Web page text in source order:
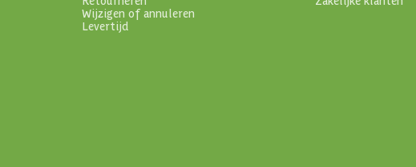
Wijzigen of annuleren
Levertijd